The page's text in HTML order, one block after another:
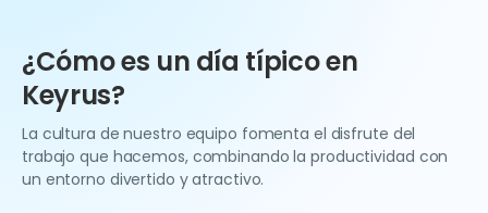
¿Cómo es un día típico en
Keyrus?
La cultura de nuestro equipo fomenta el disfrute del
trabajo que hacemos, combinando la productividad con
un entorno divertido y atractivo.